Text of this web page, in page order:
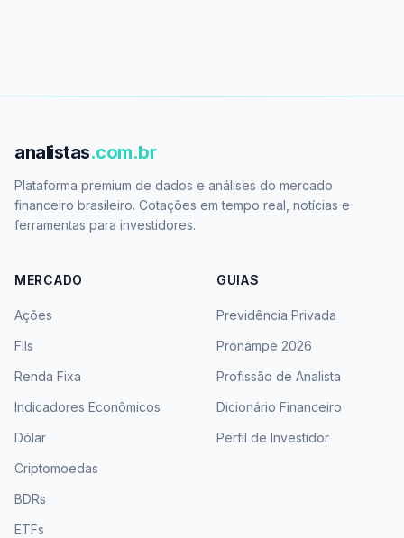
analistas.com.br
Plataforma premium de dados e análises do mercado
financeiro brasileiro. Cotações em tempo real, notícias e
ferramentas para investidores.
MERCADO
Ações
FIIs
Renda Fixa
Indicadores Econômicos
Dólar
Criptomoedas
BDRs
ETFs
GUIAS
Previdência Privada
Pronampe 2026
Profissão de Analista
Dicionário Financeiro
Perfil de Investidor